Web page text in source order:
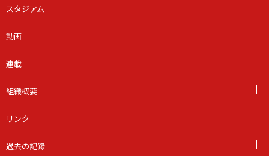
スタジアム
動画
連載
組織概要
リンク
過去の記録